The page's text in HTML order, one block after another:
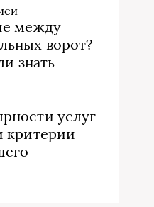
между
ворот?
знать
услуг
критерии